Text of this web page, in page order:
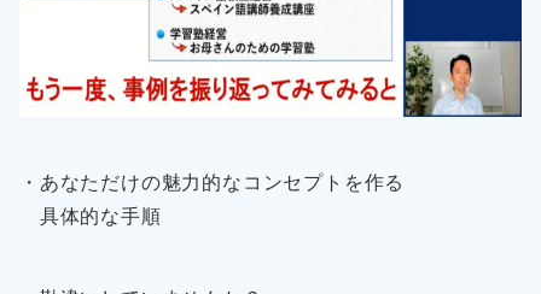
・あなただけの魅力的なコンセプトを作る
具体的な手順